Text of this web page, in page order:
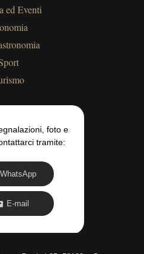
ed Eventi
foto e
tramite:
WhatsApp
E-mail